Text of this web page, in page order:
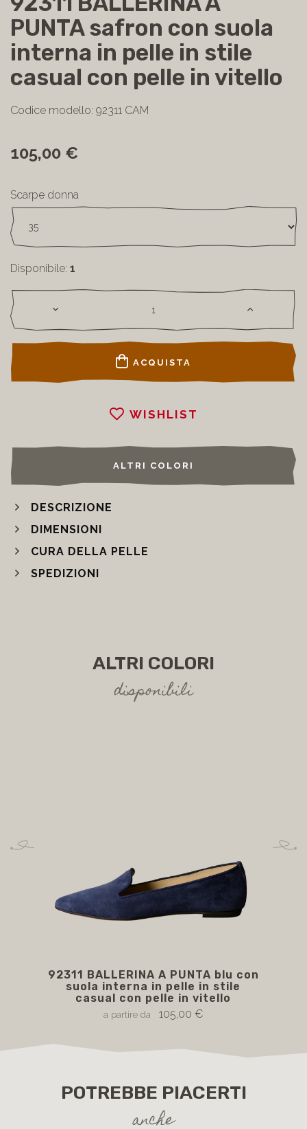
PUNTA safron con suola
interna in pelle in stile
casual con pelle in vitello
Codice modello: 92311 CAM
105,00 €
Scarpe donna
Disponibile: 1
ACQUISTA
WISHLIST
ALTRI COLORI
DESCRIZIONE
DIMENSIONI
CURA DELLA PELLE
SPEDIZIONI
ALTRI COLORI
disponibili
92311 BALLERINA A PUNTA blu con
suola interna in pelle in stile
casual con pelle in vitello
a partire da 105,00 €
POTREBBE PIACERTI
anche